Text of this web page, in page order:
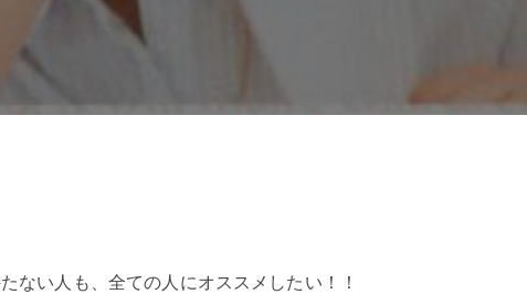
ない人も、全ての人にオススメしたい！！